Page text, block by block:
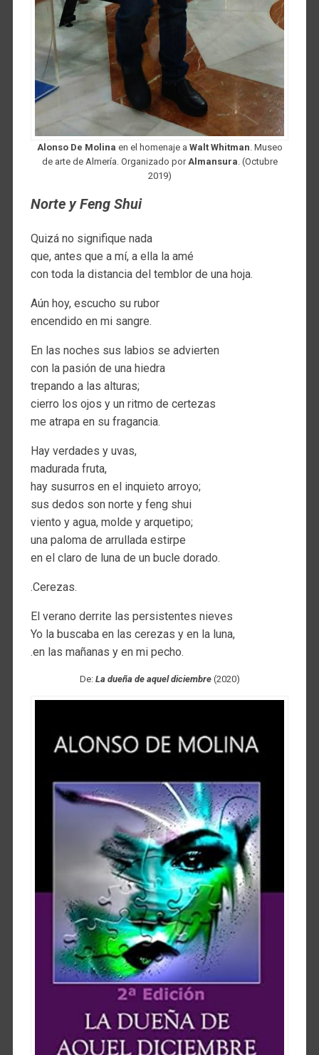
Alonso De Molina en el homenaje a Walt Whitman . Museo
de arte de Almería. Organizado por Almansura . (Octubre
2019)
Norte y Feng Shui
Quizá no signifique nada
que, antes que a mí, a ella la amé
con toda la distancia del temblor de una hoja.
Aún hoy, escucho su rubor
encendido en mi sangre.
En las noches sus labios se advierten
con la pasión de una hiedra
trepando a las alturas;
cierro los ojos y un ritmo de certezas
me atrapa en su fragancia.
Hay verdades y uvas,
madurada fruta,
hay susurros en el inquieto arroyo;
sus dedos son norte y feng shui
viento y agua, molde y arquetipo;
una paloma de arrullada estirpe
en el claro de luna de un bucle dorado.
.Cerezas.
El verano derrite las persistentes nieves
Yo la buscaba en las cerezas y en la luna,
.en las mañanas y en mi pecho.
De: La dueña de aquel diciembre(2020)